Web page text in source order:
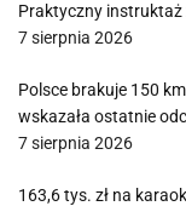
Praktyczny instruktaż
7 sierpnia 2026
Polsce brakuje 150
wskazała ostatnie
7 sierpnia 2026
163,6 tys. zł na